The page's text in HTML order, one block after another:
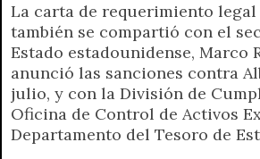
La carta de requerimiento legal
también se compartió con el
Estado estadounidense, Marco
anunció las sanciones contra
julio, y con la División de
Oficina de Control de Activos
Departamento del Tesoro de